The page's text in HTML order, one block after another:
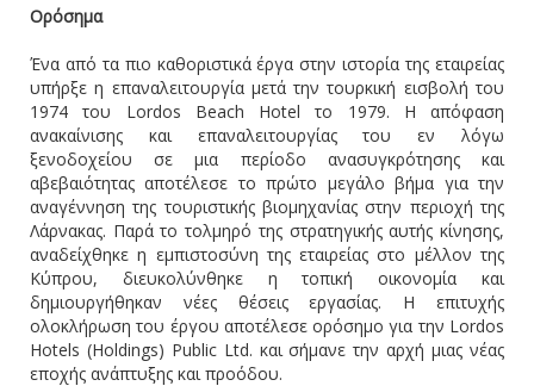
Ορόσημα
Ένα από τα πιο καθοριστικά έργα στην ιστορία της εταιρείας
υπήρξε η επαναλειτουργία μετά την τουρκική εισβολή του
1974 του Lordos Beach Hotel το 1979. Η απόφαση
ανακαίνισης και επαναλειτουργίας του εν λόγω
ξενοδοχείου σε μια περίοδο ανασυγκρότησης και
αβεβαιότητας αποτέλεσε το πρώτο μεγάλο βήμα για την
αναγέννηση της τουριστικής βιομηχανίας στην περιοχή της
Λάρνακας. Παρά το τολμηρό της στρατηγικής αυτής κίνησης,
αναδείχθηκε η εμπιστοσύνη της εταιρείας στο μέλλον της
Κύπρου, διευκολύνθηκε η τοπική οικονομία και
δημιουργήθηκαν νέες θέσεις εργασίας. Η επιτυχής
ολοκλήρωση του έργου αποτέλεσε ορόσημο για την Lordos
Hotels (Holdings) Public Ltd. και σήμανε την αρχή μιας νέας
εποχής ανάπτυξης και προόδου.